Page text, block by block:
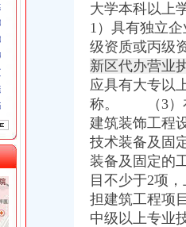
万 (进出口权)
（进出口权）
（工商注册）
商注册）
（工商注册）
（工商注册）
（进出口权）
工商注册）
渝中300万 （工商变更）
万 （进出口权）
天街分公司 （工商注册）
大学本科以上
1）具有独立企
级资质或丙级
新区代办营业
应具有大专以
称。 （3）
建筑装饰工程
技术装备及固
装备及固定的
目不少于2项，
担建筑工程项
中级以上专业